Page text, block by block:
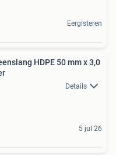
Eergisteren
HDPE 50 mm x 3,0
Details
5 jul 26